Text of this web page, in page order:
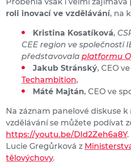
roli inovací ve vzdělávání, na
Kristina Kosatíková,
CEE region ve společnosti
představovala platformu
Jakub Stránský, CEO
Techambition,
Máté Majtán, CEO ve
Na záznam panelové diskuse k
vzdělávání se můžete podívat
https://youtu.be/DId2Zeh6a8Y.
Lucie Gregůrková z
tělovýchovy.